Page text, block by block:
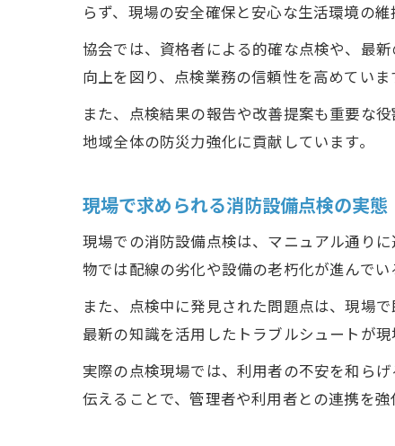
らず、現場の安全確保と安心な生活環境の維
協会では、資格者による的確な点検や、最
向上を図り、点検業務の信頼性を高めていま
また、点検結果の報告や改善提案も重要な
地域全体の防災力強化に貢献しています。
現場で求められる消防設備点検の実態
現場での消防設備点検は、マニュアル通り
物では配線の劣化や設備の老朽化が進んで
また、点検中に発見された問題点は、現場
最新の知識を活用したトラブルシュートが現
実際の点検現場では、利用者の不安を和ら
伝えることで、管理者や利用者との連携を強